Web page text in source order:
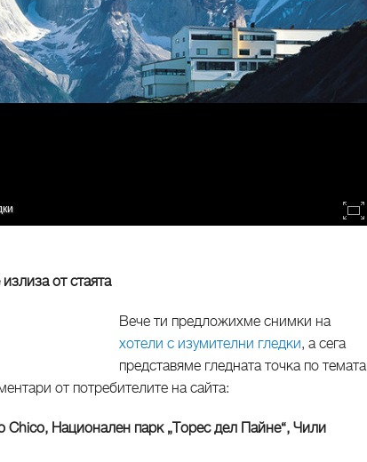
от стаята
Вече ти предложихме снимки на
хотели с изумителни гледки, а сега
представяме гледната точка по темата
от потребителите на сайта:
Chico, Национален парк „Торес дел Пайне“, Чили